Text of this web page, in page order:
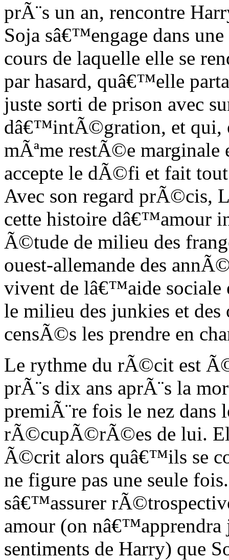
prÃ¨s un an, rencontre
Soja sâ€™engage dans
cours de laquelle elle se
par hasard, quâ€™elle
juste sorti de prison avec
dâ€™intÃ©gration, et qui,
mÃªme restÃ©e
accepte le dÃ©fi et fait
Avec son regard
cette histoire dâ€™amour
Ã©tude de milieu des
ouest-allemande des
vivent de lâ€™aide sociale
le milieu des junkies et des
censÃ©s les prendre en
Le rythme du rÃ©cit est
prÃ¨s dix ans aprÃ¨s la
premiÃ¨re fois le nez
rÃ©cupÃ©rÃ©es de lui.
Ã©crit alors quâ€™ils se
ne figure pas une seule
sâ€™assurer
amour (on
sentiments de Harry) que